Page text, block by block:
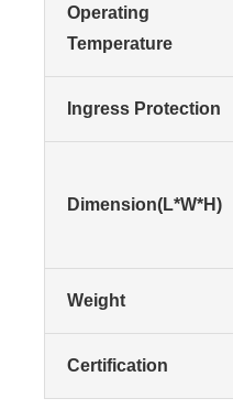
Operating
Temperature
Ingress Protection
Dimension(L*W*H)
Weight
Certification